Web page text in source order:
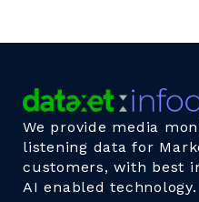
We provide media
listening data for
customers, with best
AI enabled technology.